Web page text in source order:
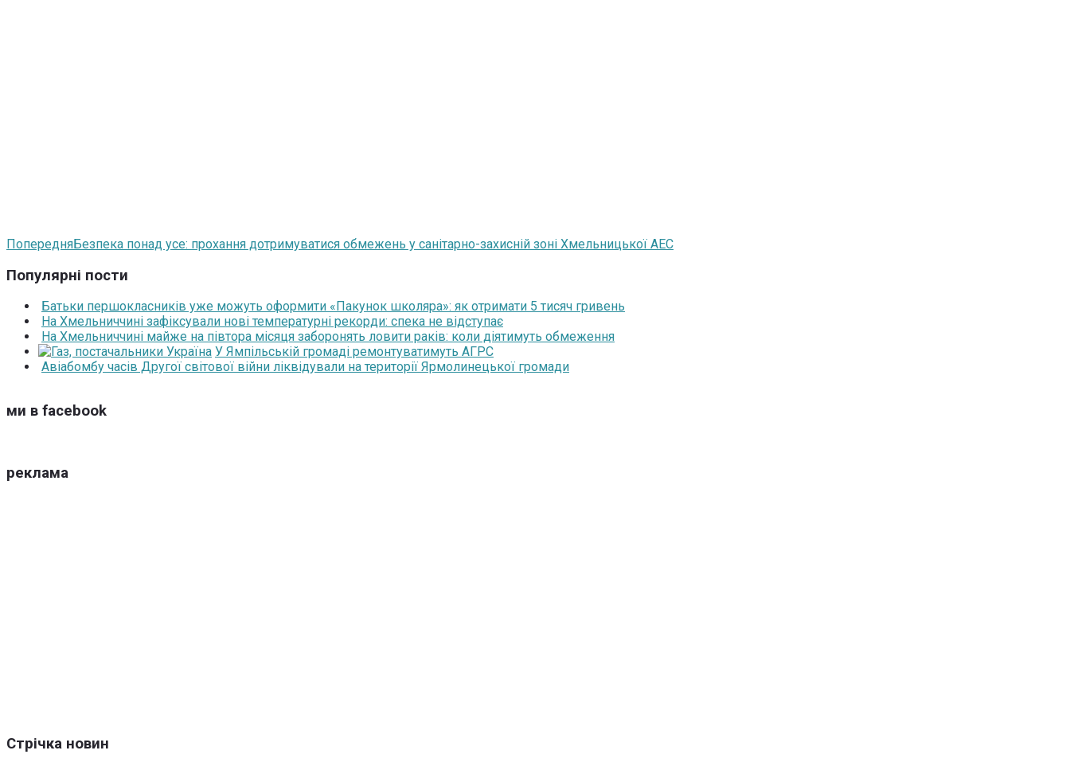
ПопередняБезпека понад усе: прохання дотримуватися обмежень у санітарно-захисній зоні Хмельницької АЕС
Популярні пости
Батьки першокласників уже можуть оформити «Пакунок школяра»: як отримати 5 тисяч гривень
На Хмельниччині зафіксували нові температурні рекорди: спека не відступає
На Хмельниччині майже на півтора місяця заборонять ловити раків: коли діятимуть обмеження
У Ямпільській громаді ремонтуватимуть АГРС
Авіабомбу часів Другої світової війни ліквідували на території Ярмолинецької громади
ми в facebook
реклама
Стрічка новин